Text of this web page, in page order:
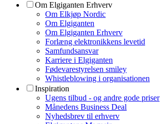
Om Elgiganten Erhverv
Om Elkjøp Nordic
Om Elgiganten
Om Elgiganten Erhverv
Forlæng elektronikkens levetid
Samfundsansvar
Karriere i Elgiganten
Fødevarestyrelsen smiley
Whistleblowing i organisationen
Inspiration
Ugens tilbud - og andre gode priser
Månedens Business Deal
Nyhedsbrev til erhverv